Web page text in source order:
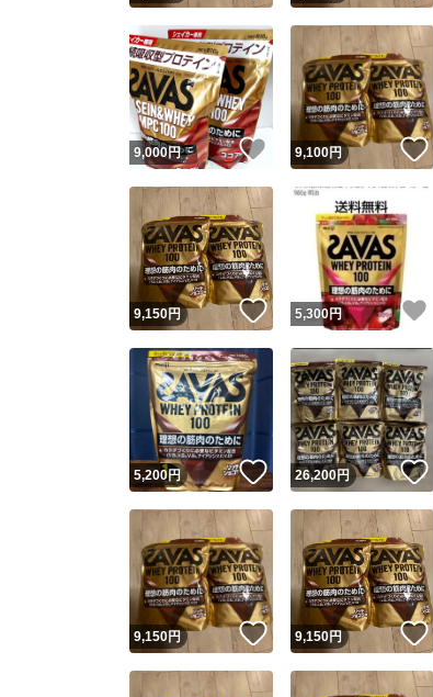
9,000円 いいね！
9,100円
9,150円 いいね！
5,300円
5,200円 いいね！
26,200円
9,150円 いいね！
9,150円